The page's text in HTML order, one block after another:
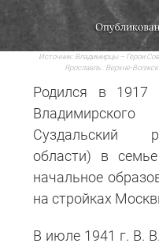
Источник:Владимирцы – Герои
Ярославль : Верхне-
Родился в 1917
Суздальский
области) в
начальное
на стройках
В июле 1941 г. В.